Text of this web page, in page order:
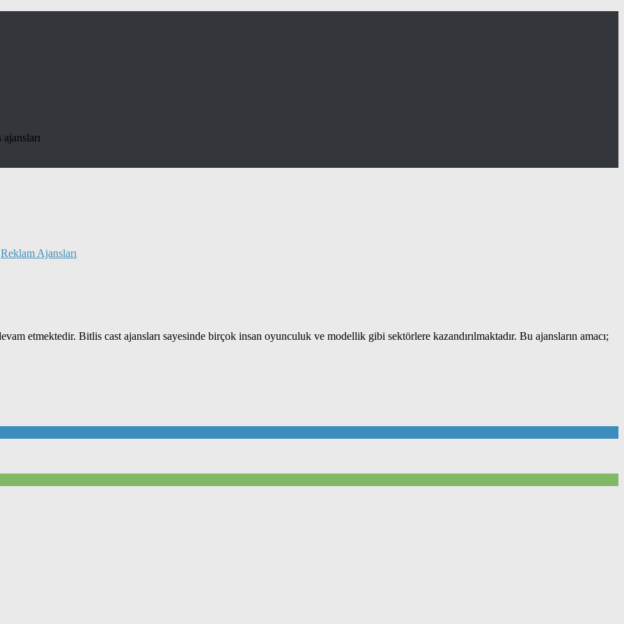
Reklam Ajansları
etmektedir. Bitlis cast ajansları sayesinde birçok insan oyunculuk ve modellik gibi sektörlere kazandırılmaktadır. Bu ajansların amacı;